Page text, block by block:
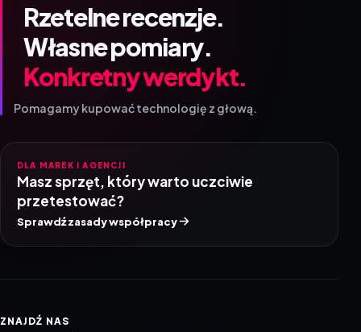
Rzetelne recenzje.
Własne pomiary.
Konkretny werdykt.
Pomagamy kupować technologię z głową.
DLA MAREK I AGENCJI
Masz sprzęt, który warto uczciwie
przetestować?
Sprawdź zasady współpracy
ZNAJDŹ NAS